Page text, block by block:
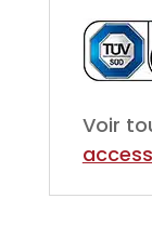
Voir